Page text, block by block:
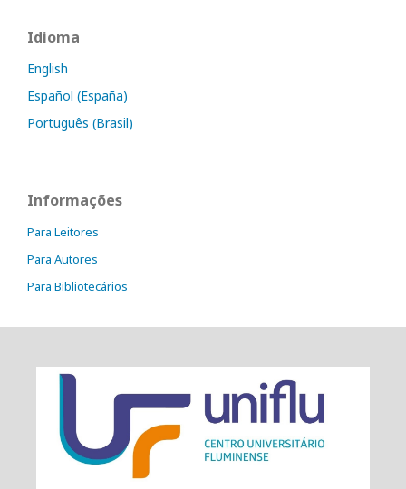
Idioma
English
Español (España)
Português (Brasil)
Informações
Para Leitores
Para Autores
Para Bibliotecários